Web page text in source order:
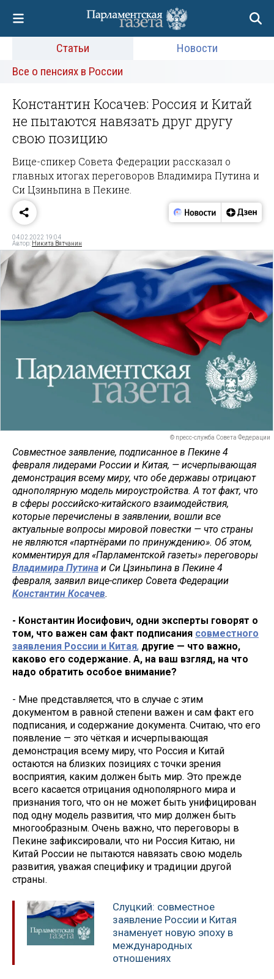
Статьи
Новости
Все о пенсиях в России
Константин Косачев: Россия и Китай
не пытаются навязать друг другу
свою позицию
Вице-спикер Совета Федерации рассказал о
главных итогах переговоров Владимира Путина и
Си Цзиньпина в Пекине.
04.02.2022 19:04
Автор: Никита Вятчанин
© пресс-служба Совета Федерации
Совместное заявление, подписанное в Пекине 4
февраля лидерами России и Китая, — исчерпывающая
демонстрация всему миру, что обе державы отрицают
однополярную модель мироустройства. А тот факт, что
в сферы российско-китайского взаимодействия,
которые перечислены в заявлении, вошли все
актуальные вопросы мировой повестки — что страны
не являются «партнёрами по принуждению». Об этом,
комментируя для «Парламентской газеты» переговоры
Владимира Путина и Си Цзиньпина в Пекине 4
февраля, заявил вице-спикер Совета Федерации
Константин Косачев.
- Константин Иосифович, одни эксперты говорят о
том, что важен сам факт подписания совместного
заявления России и Китая, другие — что важно,
каково его содержание. А, на ваш взгляд, на что
надо обратить особое внимание?
- Мне представляется, что в случае с этим
документом в равной степени важен и сам факт его
подписания, и содержание документа. Считаю, что его
появление — это чёткая и исчерпывающая
демонстрация всему миру, что Россия и Китай
остаются на близких позициях с точки зрения
восприятия, каким должен быть мир. Это прежде
всего касается отрицания однополярного мира и
признания того, что он не может быть унифицирован
под одну модель развития, что мир должен быть
многообразным. Очень важно, что переговоры в
Пекине зафиксировали, что ни Россия Китаю, ни
Китай России не пытаются навязать свою модель
развития, уважая специфику и традиции другой
страны.
Слуцкий: совместное
заявление России и Китая
знаменует новую эпоху в
международных
отношениях